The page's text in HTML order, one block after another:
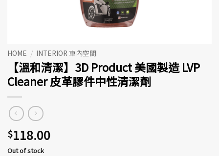
HOME / INTERIOR 車內空間
【溫和清潔】3D Product 美國製造 LVP
Cleaner 皮革膠件中性清潔劑
$118.00
Out of stock